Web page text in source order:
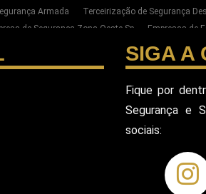
Armada
Terceirização de Segurança
de Segurança Zona Oeste Sp
Empresas de
Privada Sp
Terceirização de Limpeza e
Portaria E Limpeza na Zona Oeste de SP
Empresa De Seguranca Privada
Equipe De
Seguranca Pessoal Privado
Empresa De Seguranca Alphaville
SIGA A
Fique por
Segurança e
sociais: